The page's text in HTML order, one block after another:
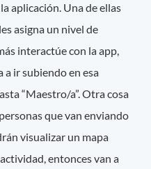
aplicación. Una de ellas
asigna un nivel de
interactúe con la app,
a ir subiendo en esa
“Maestro/a”. Otra cosa
que van enviando
visualizar un mapa
entonces van a